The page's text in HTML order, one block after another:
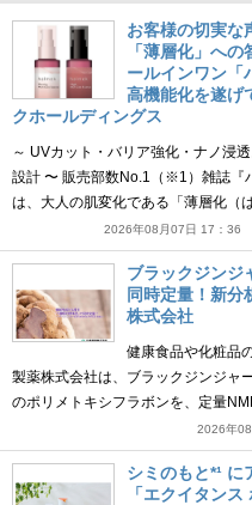
お客様の切実な
「薄層化」へ
ールインワン「
高機能化を遂げ
クホールディングス
～ UVカット・バリア強化・ナノ浸
設計 〜 販売部数No.1（※1）雑誌『
は、大人の肌変化である「薄層化
2026年08月07日 17：36
ブラックジンジ
同時定量！新分
株式会社
健康食品や化粧品
製薬株式会社は、ブラックジンジャ
のポリメトキシフラボンを、定量
2026年
シミのもと*¹
「エクイタン